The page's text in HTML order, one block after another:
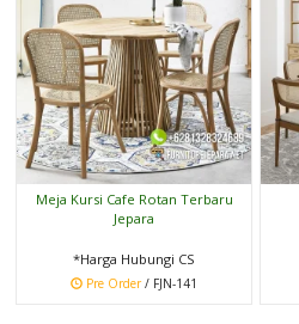
Meja Kursi Cafe Rotan Terbaru
Jepara
*Harga Hubungi CS
Pre Order/ FJN-141